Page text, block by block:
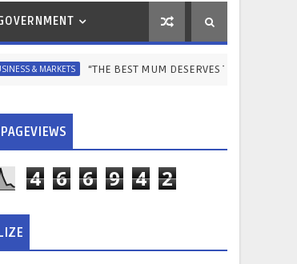
“THE BEST MUM DESERVES THE BEST” ไอคอนสยามชวนลู
4 6 6 9 4 2